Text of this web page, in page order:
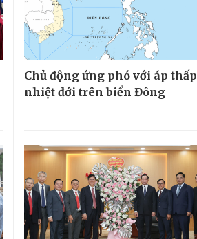
Chủ động ứng phó với áp thấp
nhiệt đới trên biển Đông